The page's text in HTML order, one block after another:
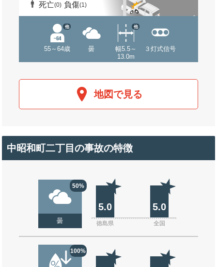
死亡(0) 負傷(1)
55～64歳
他
曇
幅5.5～
13.0m
他
３灯式信号
地図で見る
中昭和町二丁目の事故の特徴
50%
曇
5.0 5.0
徳島県 全国
100%